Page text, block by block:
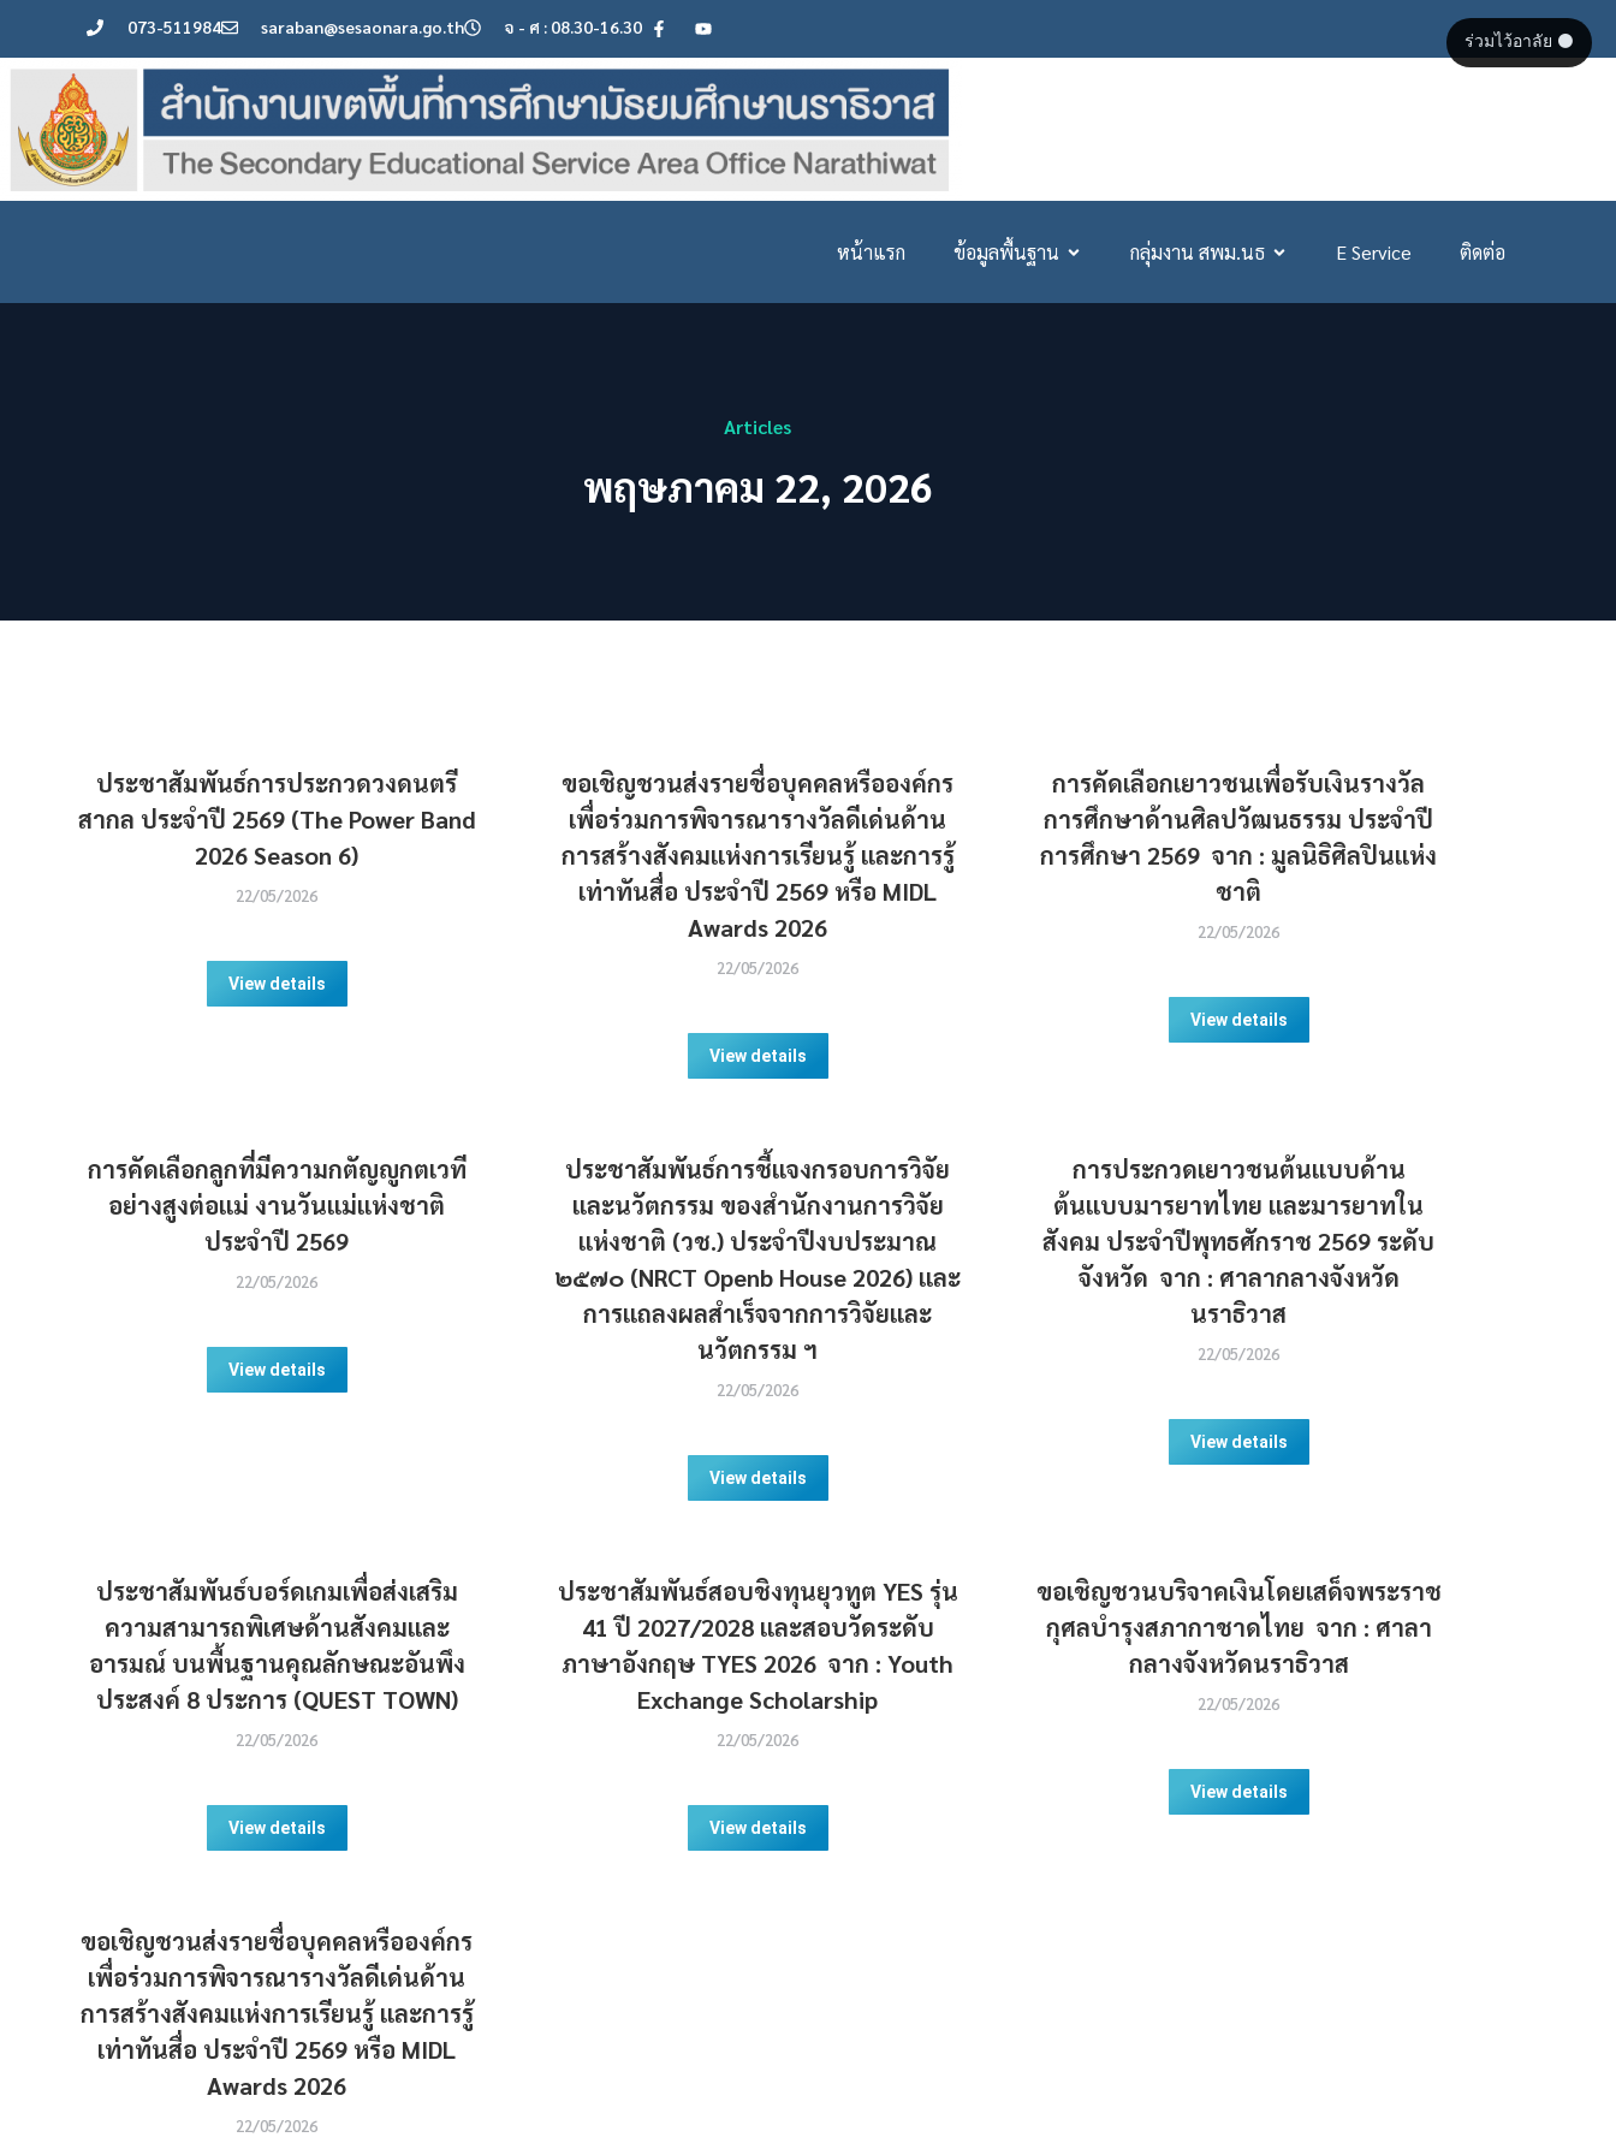
073-511984 saraban@sesaonara.go.th จ - ศ : 08.30-16.30
หน้าแรก ข้อมูลพื้นฐาน กลุ่มงาน สพม.นธ E Service ติดต่อ
Articles
พฤษภาคม 22, 2026
ประชาสัมพันธ์การประกวดวงดนตรี
สากล ประจำปี 2569 (The Power Band
2026 Season 6)
22/05/2026
View details
ขอเชิญชวนส่งรายชื่อบุคคลหรือองค์กร
เพื่อร่วมการพิจารณารางวัลดีเด่นด้าน
การสร้างสังคมแห่งการเรียนรู้ และการรู้
เท่าทันสื่อ ประจำปี 2569 หรือ MIDL
Awards 2026
22/05/2026
View details
การคัดเลือกเยาวชนเพื่อรับเงินรางวัล
การศึกษาด้านศิลปวัฒนธรรม ประจำปี
การศึกษา 2569 จาก : มูลนิธิศิลปินแห่ง
ชาติ
22/05/2026
View details
การคัดเลือกลูกที่มีความกตัญญูกตเวที
อย่างสูงต่อแม่ งานวันแม่แห่งชาติ
ประจำปี 2569
22/05/2026
View details
ประชาสัมพันธ์การชี้แจงกรอบการวิจัย
และนวัตกรรม ของสำนักงานการวิจัย
แห่งชาติ (วช.) ประจำปีงบประมาณ
๒๕๗๐ (NRCT Openb House 2026) และ
การแถลงผลสำเร็จจากการวิจัยและ
นวัตกรรม ฯ
22/05/2026
View details
การประกวดเยาวชนต้นแบบด้าน
ต้นแบบมารยาทไทย และมารยาทใน
สังคม ประจำปีพุทธศักราช 2569 ระดับ
จังหวัด จาก : ศาลากลางจังหวัด
นราธิวาส
22/05/2026
View details
ประชาสัมพันธ์บอร์ดเกมเพื่อส่งเสริม
ความสามารถพิเศษด้านสังคมและ
อารมณ์ บนพื้นฐานคุณลักษณะอันพึง
ประสงค์ 8 ประการ (QUEST TOWN)
22/05/2026
View details
ประชาสัมพันธ์สอบชิงทุนยุวทูต YES รุ่น
41 ปี 2027/2028 และสอบวัดระดับ
ภาษาอังกฤษ TYES 2026 จาก : Youth
Exchange Scholarship
22/05/2026
View details
ขอเชิญชวนบริจาคเงินโดยเสด็จพระราช
กุศลบำรุงสภากาชาดไทย จาก : ศาลา
กลางจังหวัดนราธิวาส
22/05/2026
View details
ขอเชิญชวนส่งรายชื่อบุคคลหรือองค์กร
เพื่อร่วมการพิจารณารางวัลดีเด่นด้าน
การสร้างสังคมแห่งการเรียนรู้ และการรู้
เท่าทันสื่อ ประจำปี 2569 หรือ MIDL
Awards 2026
22/05/2026
ร่วมไว้อาลัย ⚫